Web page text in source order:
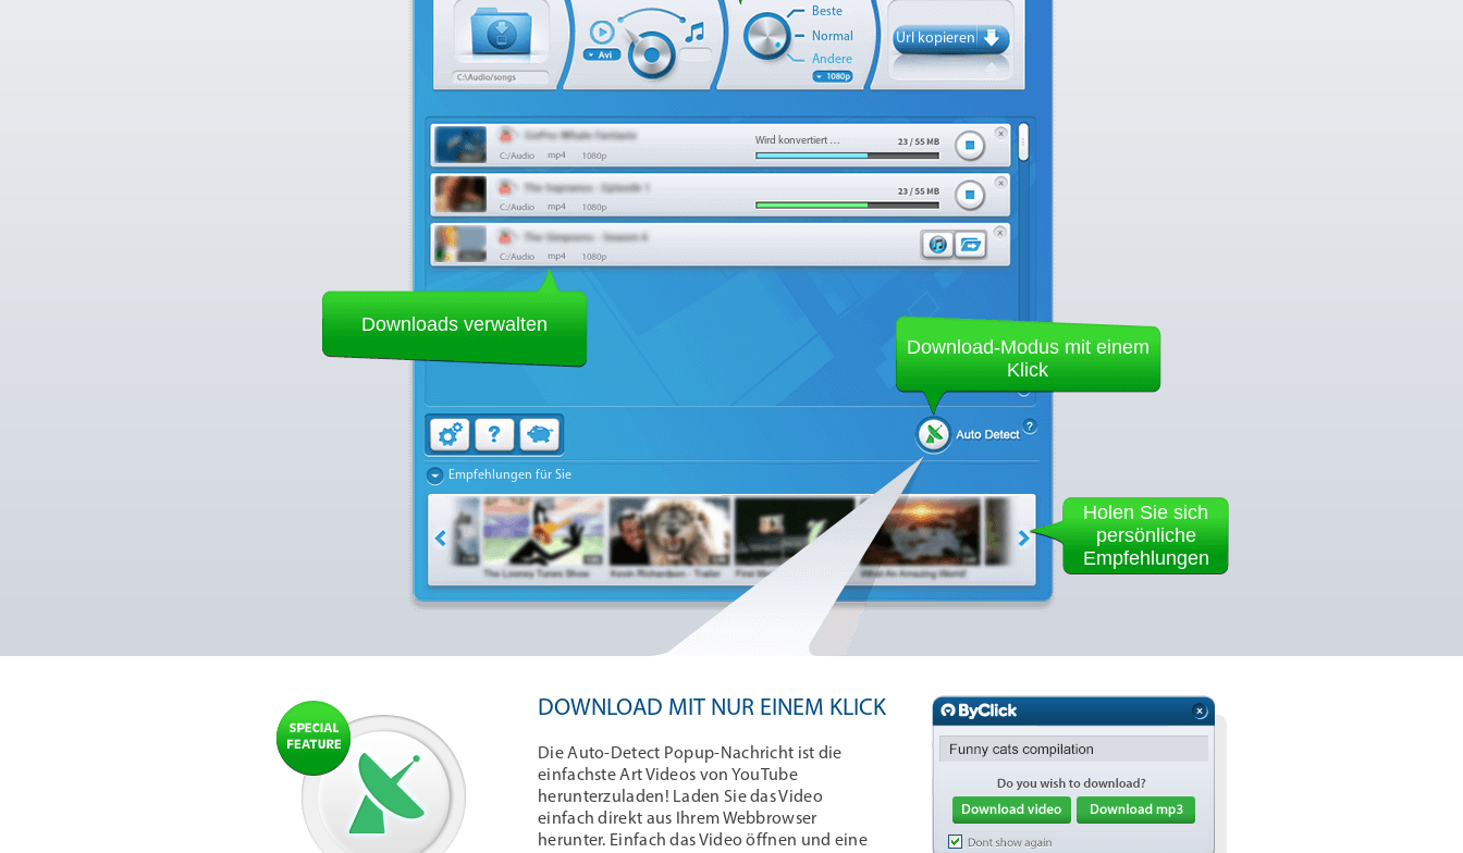
Beste
Normal
Andere
Wird konvertiert …
Url kopieren
Empfehlungen für Sie
Downloads verwalten
Download-Modus mit einem
Klick
Holen Sie sich
persönliche
Empfehlungen
DOWNLOAD MIT NUR EINEM KLICK
Die Auto-Detect Popup-Nachricht ist die
einfachste Art Videos von YouTube
herunterzuladen! Laden Sie das Video
einfach direkt aus Ihrem Webbrowser
herunter. Einfach das Video öffnen und eine